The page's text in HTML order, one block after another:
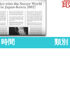
時間 類別